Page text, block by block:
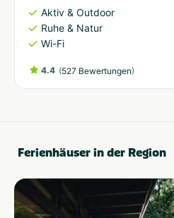
Aktiv & Outdoor
Ruhe & Natur
Wi-Fi
4.4 (527 Bewertungen)
Ferienhäuser in der Region